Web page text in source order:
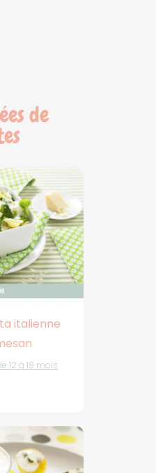
de
italienne
12 à 18 mois